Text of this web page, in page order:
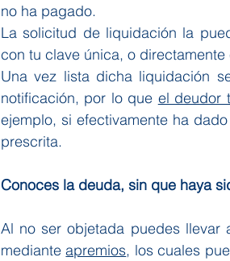
no ha pagado.
La solicitud de liquidación la
con tu clave única, o directamente
Una vez lista dicha liquidación
notificación, por lo que el deudor
ejemplo, si efectivamente ha
prescrita.
Conoces la deuda, sin que haya
Al no ser objetada puedes llevar
mediante apremios, los cuales